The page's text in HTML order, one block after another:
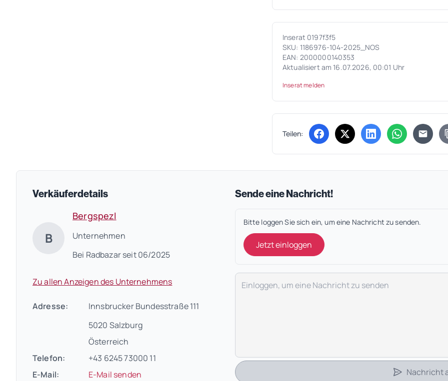
Inserat 0197f3f5
SKU: 1186976-104-2025_NOS
EAN: 2000000140353
Aktualisiert am 16.07.2026, 00:01 Uhr
Inserat melden
Teilen: (öffnet in neuem Tab)
(öffnet in neuem Tab)
(öffnet in neuem
(öffnet in
Verkäuferdetails
B
Bergspezl
Unternehmen
Bei Radbazar seit 06/2025
Zu allen Anzeigen des Unternehmens
Adresse:
Innsbrucker Bundesstraße 111
5020 Salzburg
Österreich
Telefon:
+43 6245 73000 11
E-Mail:
E-Mail senden
Sende eine Nachricht!
Bitte loggen Sie sich ein, um eine Nachricht zu senden.
Jetzt einloggen
Deine Nachricht
Nachricht